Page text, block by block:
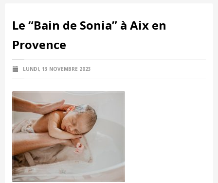
Le “Bain de Sonia” à Aix en
Provence
LUNDI, 13 NOVEMBRE 2023